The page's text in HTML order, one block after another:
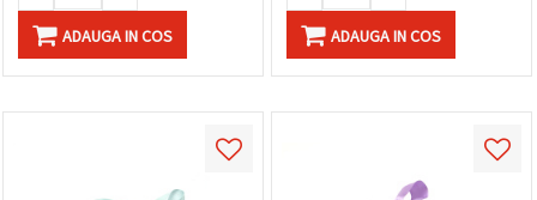
ADAUGA IN COS ADAUGA IN COS